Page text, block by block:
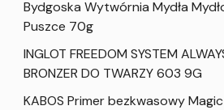
Bydgoska Wytwórnia Mydła
Puszce 70g
INGLOT FREEDOM SYSTEM
BRONZER DO TWARZY 603 9G
KABOS Primer bezkwasowy